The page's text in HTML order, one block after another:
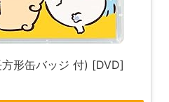
形缶バッジ 付) [DVD]